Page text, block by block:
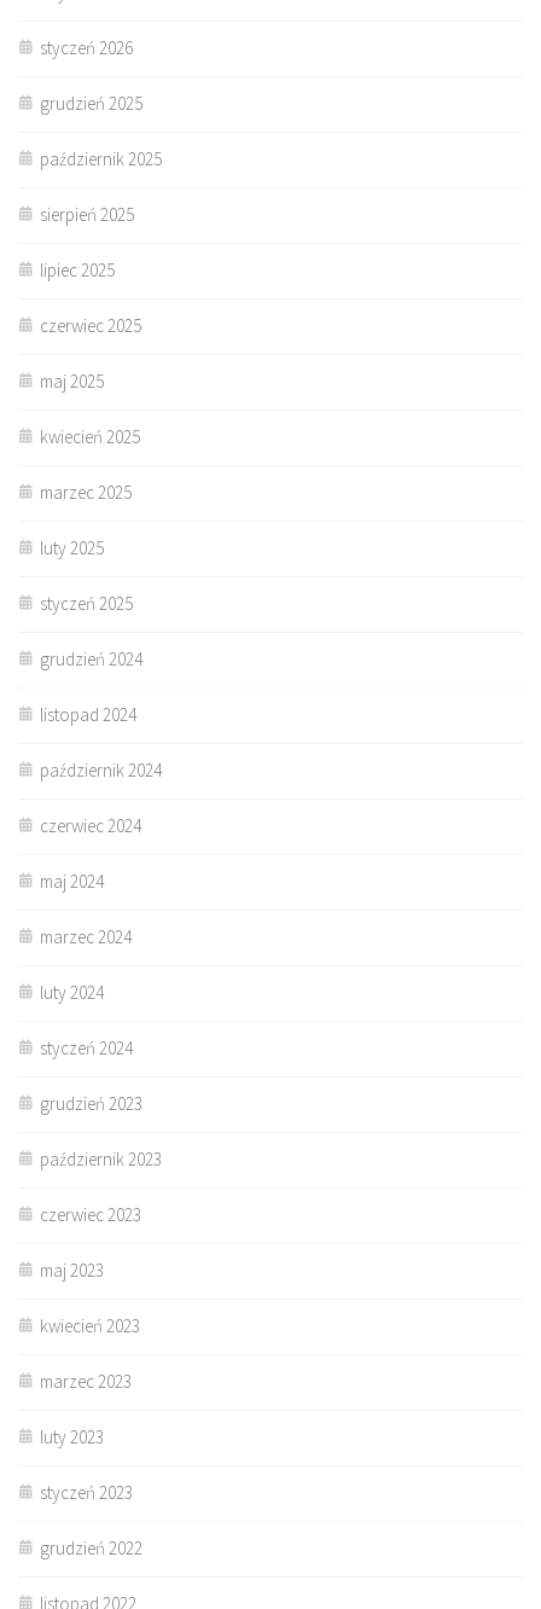
styczeń 2026
grudzień 2025
październik 2025
sierpień 2025
lipiec 2025
czerwiec 2025
maj 2025
kwiecień 2025
marzec 2025
luty 2025
styczeń 2025
grudzień 2024
listopad 2024
październik 2024
czerwiec 2024
maj 2024
marzec 2024
luty 2024
styczeń 2024
grudzień 2023
październik 2023
czerwiec 2023
maj 2023
kwiecień 2023
marzec 2023
luty 2023
styczeń 2023
grudzień 2022
listopad 2022